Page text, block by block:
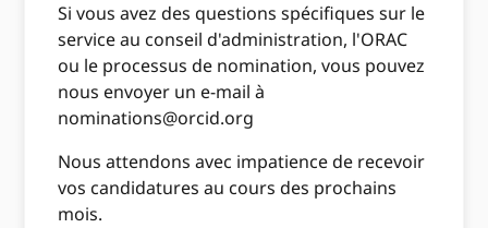
Si vous avez des questions spécifiques sur le
service au conseil d'administration, l'ORAC
ou le processus de nomination, vous pouvez
nous envoyer un e-mail à
nominations@orcid.org
Nous attendons avec impatience de recevoir
vos candidatures au cours des prochains
mois.